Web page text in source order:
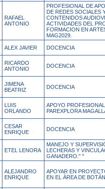
RAFAEL
ANTONIO
PROFESIONAL DE
DE REDES SOCIALES
CONTENIDOS
ACTIVIDADES DEL
FORMACION EN
MAG2029.
ALEX JAVIER DOCENCIA
RICARDO
ANTONIO
DOCENCIA
JIMENA
BEATRIZ
DOCENCIA
LUIS
ORLANDO
APOYO
PAREXPLORA
CESAR
ENRIQUE
DOCENCIA
ETEL LENORA
MANEJO Y
LECHERAS Y
GANADERO." "
ALEJANDRO
ENRIQUE
APOYAR EN
EN EL ÁREA DE